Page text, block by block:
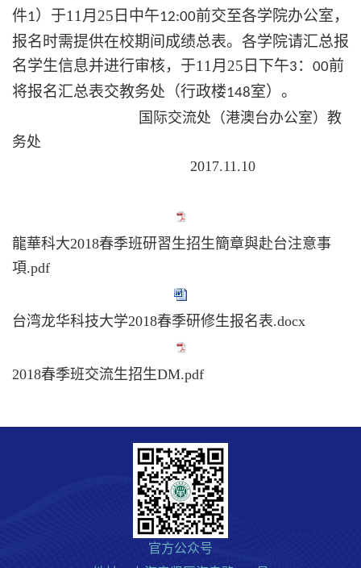
件1）于11月 25 日中午12:00前交至各学院办公室，
报名时需提供在校期间成绩总表。各学院请汇总报
名学生信息并进行审核，于11月 25 日下午3 ： 00前
将报名汇总表交教务处（行政楼148室）。
国际交流处（港澳台办公室）教
务处
2017.11.10
龍華科大2018春季班研習生招生簡章與赴台注意事
項.pdf
台湾龙华科技大学2018春季研修生报名表.docx
2018春季班交流生招生DM.pdf
官方公众号